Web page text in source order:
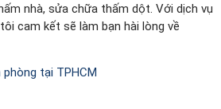
nhà, sửa chữa thấm dột. Với dịch vụ
cam kết sẽ làm bạn hài lòng về
tại TPHCM